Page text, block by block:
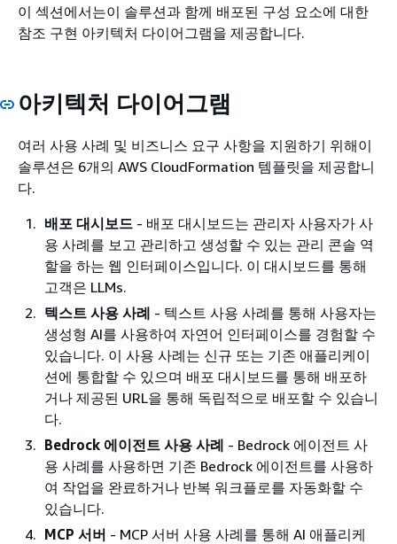
이 섹션에서는이 솔루션과 함께 배포된 구성 요소에 대한
참조 구현 아키텍처 다이어그램을 제공합니다.
아키텍처 다이어그램
여러 사용 사례 및 비즈니스 요구 사항을 지원하기 위해이
솔루션은 6개의 AWS CloudFormation 템플릿을 제공합니
다.
배포 대시보드 - 배포 대시보드는 관리자 사용자가 사
용 사례를 보고 관리하고 생성할 수 있는 관리 콘솔 역
할을 하는 웹 인터페이스입니다. 이 대시보드를 통해
고객은 LLMs.
텍스트 사용 사례 - 텍스트 사용 사례를 통해 사용자는
생성형 AI를 사용하여 자연어 인터페이스를 경험할 수
있습니다. 이 사용 사례는 신규 또는 기존 애플리케이
션에 통합할 수 있으며 배포 대시보드를 통해 배포하
거나 제공된 URL을 통해 독립적으로 배포할 수 있습니
다.
Bedrock 에이전트 사용 사례 - Bedrock 에이전트 사
용 사례를 사용하면 기존 Bedrock 에이전트를 사용하
여 작업을 완료하거나 반복 워크플로를 자동화할 수
있습니다.
MCP 서버 - MCP 서버 사용 사례를 통해 AI 애플리케